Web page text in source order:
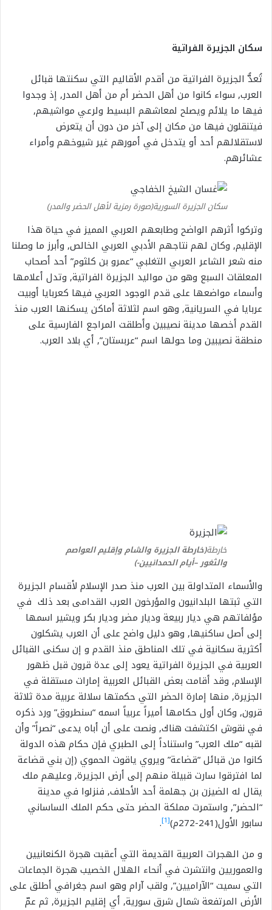
سكان الجزيرة الفراتية
تُعدُّ الجزيرة الفراتية من أقدم الأقاليم التي سكنتها قبائل
العرب, سواء كانوا من أهل الحضر أم من أهل المدر, إذ وجدوا
فيها ما يلائم ويصلح لمعاشهم البسيط ولرعي مواشيهم,
فيتنقلون فيها من مكان إلى آخر من دون أن يتعرض
لاستقلالهم أحد أو يتدخل في أمورهم غير شيوخهم وأمراء
عشائرهم.
سكان الجزيرة السورية(صورة رمزية لأهل الحضر والمدر)
وتركوا أثرهم الواضح وطابعهم العربي المميز في حياة هذا
الإقليم, وكان لهم نتاجهم الأدبي العربي الخالص, وأبرز ما وصلنا
منه شعر الشاعر العربي التغلبي “عمرو بن كلثوم” أحد أصحاب
المعلقات السبع وهو من مواليد الجزيرة الفراتية, وتدل أعلامها
وأسماء مواضعها على قدم الوجود العربي فيها كعربايا أوبيت
عربايا في السريانية, وهو اسم لثلاثة أماكن يسكنها العرب منذ
القدم أخصها مدينة نصيبين وأطلقت المراجع الفارسية على
منطقة نصيبين وما حولها اسم “عربستان”, أي بلاد العرب.
خارطة(خارطة الجزيرة والشام وإقليم العواصم
والثغور –أيام الحمدانيين-)
والأسماء المتداولة بين العرب منذ صدر الإسلام لأقسام الجزيرة
التي ثبتها البلدانيون والمؤرخون العرب القدامى بعد ذلك في
مؤلفاتهم هي ديار ربيعة وديار مضر وديار بكر ويشير اسمها
إلى أصل ساكنيها, وهو دليل واضح على أن العرب يشكلون
أكثرية سكانية في تلك المناطق منذ القدم و إن سكنى القبائل
العربية في الجزيرة الفراتية يعود إلى عدة قرون قبل ظهور
الإسلام, وقد أقامت بعض القبائل العربية إمارات مستقلة في
الجزيرة, منها إمارة الحضر التي حكمتها سلالة عربية مدة ثلاثة
قرون, وكان أول حكامها أميراً عربياً اسمه “سنطروق” ورد ذكره
في نقوش اكتشفت هناك, ونصت على أن أباه يدعى “نصراً” وأن
لقبه “ملك العرب” واستناداً إلى الطبري فإن حكام هذه الدولة
كانوا من قبائل “قضاعة” ويروي ياقوت الحموي (إن بني قضاعة
لما افترقوا سارت قبيلة منهم إلى أرض الجزيرة, وعليهم ملك
يقال له الضيزن بن جهلمة أحد الأحلاف, فنزلوا في مدينة
“الحضر”, واستمرت مملكة الحضر حتى حكم الملك الساساني
سابور الأول(241-272م)
[1]
.
و من الهجرات العربية القديمة التي أعقبت هجرة الكنعانيين
والعموريين وانتشرت في أنحاء الهلال الخصيب هجرة الجماعات
التي سميت “الآراميين”, ولقب آرام وهو اسم جغرافي أطلق على
الأرض المرتفعة شمال شرق سورية, أي إقليم الجزيرة, ثم عمّ